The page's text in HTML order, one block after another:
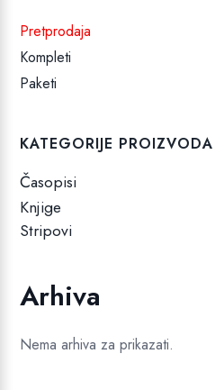
Pretprodaja
Kompleti
Paketi
KATEGORIJE PROIZVODA
Časopisi
Knjige
Stripovi
Arhiva
Nema arhiva za prikazati.